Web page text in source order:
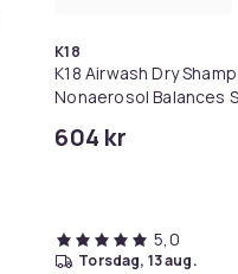
RCA til HDMI Converter
K18
K18 Airwash Dry
Nonaerosol Balances
604 kr
5,0
torsdag, 13 aug.